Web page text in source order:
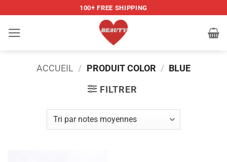
contenu
100+ FREE SHIPPING
ACCUEIL / PRODUIT COLOR / BLUE
FILTRER